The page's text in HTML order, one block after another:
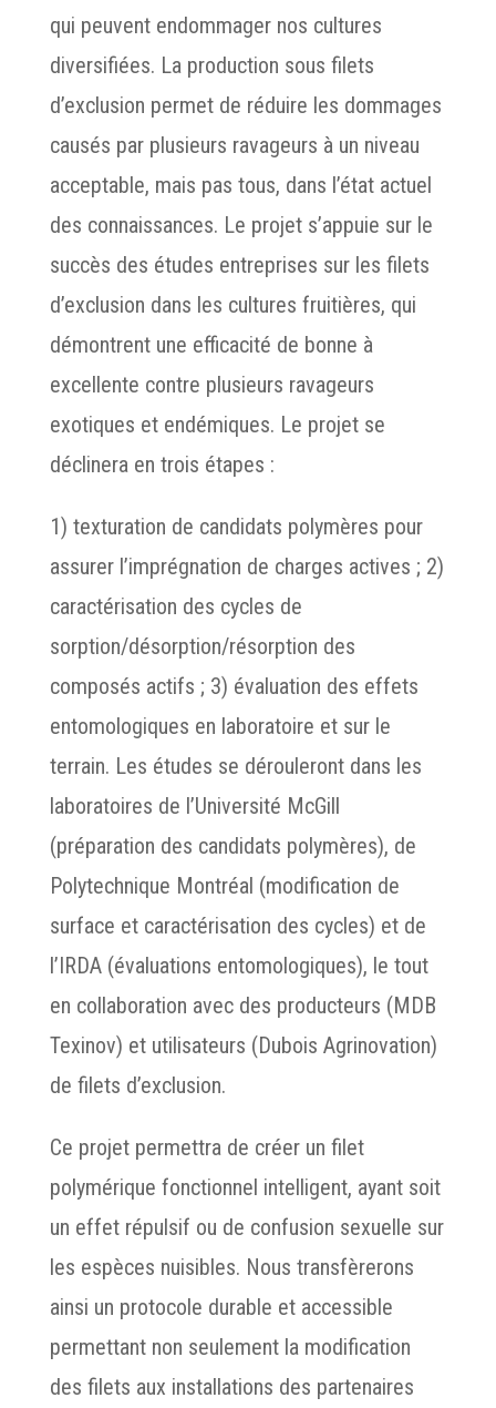
qui peuvent endommager nos cultures
diversifiées. La production sous filets
d’exclusion permet de réduire les dommages
causés par plusieurs ravageurs à un niveau
acceptable, mais pas tous, dans l’état actuel
des connaissances. Le projet s’appuie sur le
succès des études entreprises sur les filets
d’exclusion dans les cultures fruitières, qui
démontrent une efficacité de bonne à
excellente contre plusieurs ravageurs
exotiques et endémiques. Le projet se
déclinera en trois étapes :
1) texturation de candidats polymères pour
assurer l’imprégnation de charges actives ; 2)
caractérisation des cycles de
sorption/désorption/résorption des
composés actifs ; 3) évaluation des effets
entomologiques en laboratoire et sur le
terrain. Les études se dérouleront dans les
laboratoires de l’Université McGill
(préparation des candidats polymères), de
Polytechnique Montréal (modification de
surface et caractérisation des cycles) et de
l’IRDA (évaluations entomologiques), le tout
en collaboration avec des producteurs (MDB
Texinov) et utilisateurs (Dubois Agrinovation)
de filets d’exclusion.
Ce projet permettra de créer un filet
polymérique fonctionnel intelligent, ayant soit
un effet répulsif ou de confusion sexuelle sur
les espèces nuisibles. Nous transfèrerons
ainsi un protocole durable et accessible
permettant non seulement la modification
des filets aux installations des partenaires